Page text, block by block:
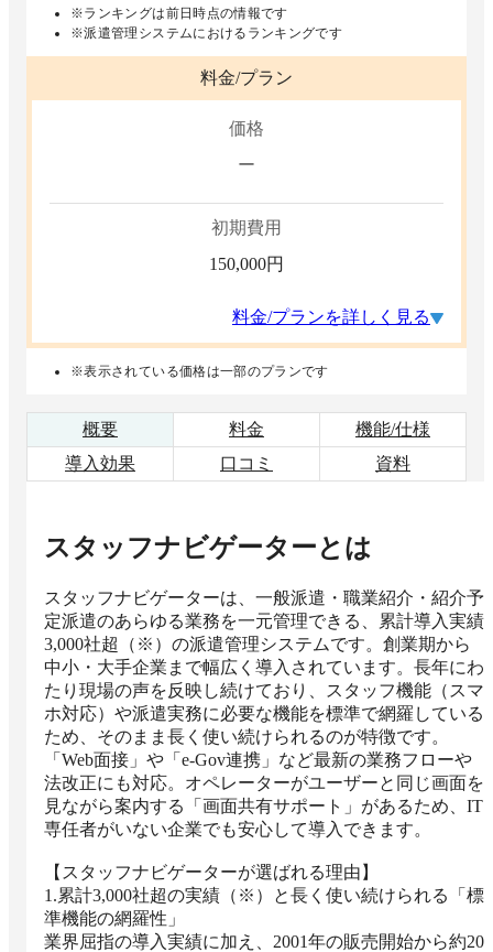
※ランキングは前日時点の情報です
※派遣管理システムにおけるランキングです
料金/プラン
価格
ー
初期費用
150,000円
料金/プランを詳しく見る
※表示されている価格は一部のプランです
概要 料金
機能/仕様
導入効果
口コミ 資料
スタッフナビゲーターとは
スタッフナビゲーターは、一般派遣・職業紹介・紹介予
定派遣のあらゆる業務を一元管理できる、累計導入実績
3,000社超（※）の派遣管理システムです。創業期から
中小・大手企業まで幅広く導入されています。長年にわ
たり現場の声を反映し続けており、スタッフ機能（スマ
ホ対応）や派遣実務に必要な機能を標準で網羅している
ため、そのまま長く使い続けられるのが特徴です。
「Web面接」や「e-Gov連携」など最新の業務フローや
法改正にも対応。オペレーターがユーザーと同じ画面を
見ながら案内する「画面共有サポート」があるため、IT
専任者がいない企業でも安心して導入できます。
【スタッフナビゲーターが選ばれる理由】
1.累計3,000社超の実績（※）と長く使い続けられる「標
準機能の網羅性」
業界屈指の導入実績に加え、2001年の販売開始から約20